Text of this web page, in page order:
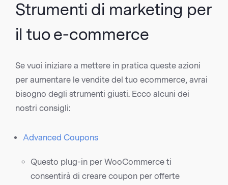
Strumenti di marketing per
il tuo e-commerce
Se vuoi iniziare a mettere in pratica queste azioni
per aumentare le vendite del tuo ecommerce, avrai
bisogno degli strumenti giusti. Ecco alcuni dei
nostri consigli:
Advanced Coupons
Questo plug-in per WooCommerce ti
consentirà di creare coupon per offerte